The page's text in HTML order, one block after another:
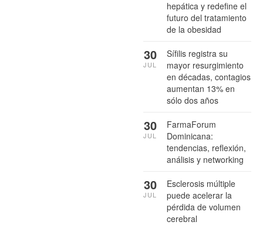
hepática y redefine el
futuro del tratamiento
de la obesidad
Sífilis registra su
mayor resurgimiento
en décadas, contagios
aumentan 13% en
sólo dos años
30
JUL
FarmaForum
Dominicana:
tendencias, reflexión,
análisis y networking
30
JUL
Esclerosis múltiple
puede acelerar la
pérdida de volumen
cerebral
30
JUL